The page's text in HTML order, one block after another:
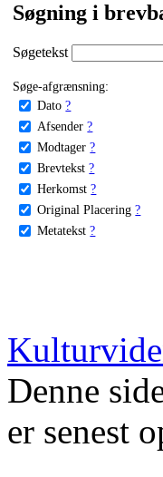
Søgning i
Søgetekst
Søge-afgrænsning:
Dato ?
Afsender ?
Modtager ?
Brevtekst ?
Herkomst ?
Original Placering ?
Metatekst ?
Denne
er senest